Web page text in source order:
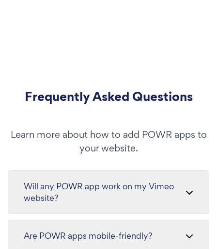
Frequently Asked Questions
Learn more about how to add POWR apps to
your website.
Will any POWR app work on my Vimeo
website?
Are POWR apps mobile-friendly?